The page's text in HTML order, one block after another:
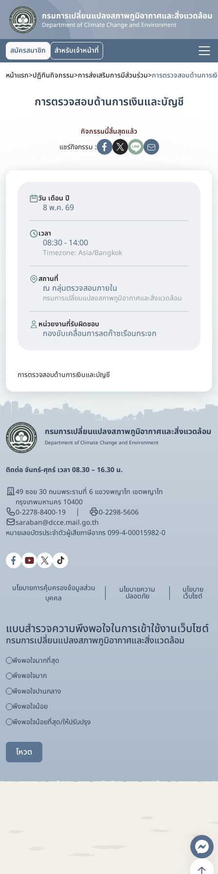
สมัครสมาชิก สำหรับเจ้าหน้าที่
หน้าแรก>ปฏิทินกิจกรรม>การส่งเสริมการมีส่วนร่วม>การตรวจสอบด้านการ
การตรวจสอบด้านการเงินและบัญชี
กิจกรรมนี้สิ้นสุดแล้ว
แชร์กิจกรรม :
วัน เดือน ปี
8 พ.ค. 69
เวลา
08:30 - 14:00
Timezone: Asia/Bangkok
สถานที่
ณ กลุ่มตรวจสอบภายใน
กรมการเปลี่ยนแปลงสภาพภูมิอากาศและสิ่งแวดล้อม
หน่วยงานที่รับผิดชอบ
กองขับเคลื่อนการลดก๊าซเรือนกระจก
การตรวจสอบด้านการเงินและบัญชี
กรมการเปลี่ยนแปลงสภาพภูมิอากาศและสิ่งแวดล้อม
Department of Climate Change and Environment
ติดต่อ จันทร์-ศุกร์ เวลา 08.30 – 16.30 น.
49 ซอย 30 ถนนพระรามที่ 6 แขวงพญาไท เขตพญาไท
กรุงเทพมหานคร 10400
0-2278-8400-19
0-2298-5606
saraban@dcce.mail.go.th
หมายเลขบัตรประจําตัวผู้เสียภาษีอากร 099-4-00015982-0
นโยบายการคุ้มครองข้อมูลส่วน
บุคคล
นโยบายความ
ปลอดภัย
นโยบาย
เว็บไซต์
แบบสำรวจความพึงพอใจในการเข้าใช้งานเว็บไซต์
กรมการเปลี่ยนแปลงสภาพภูมิอากาศและสิ่งแวดล้อม
พึงพอใจมากที่สุด
พึงพอใจมาก
พึงพอใจปานกลาง
พึงพอใจน้อย
พึงพอใจน้อยที่สุด/ให้ปรับปรุง
โหวต